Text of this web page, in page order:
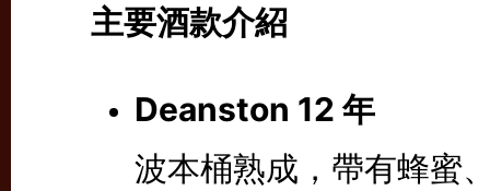
主要酒款介紹
Deanston 12 年
波本桶熟成，帶有蜂蜜